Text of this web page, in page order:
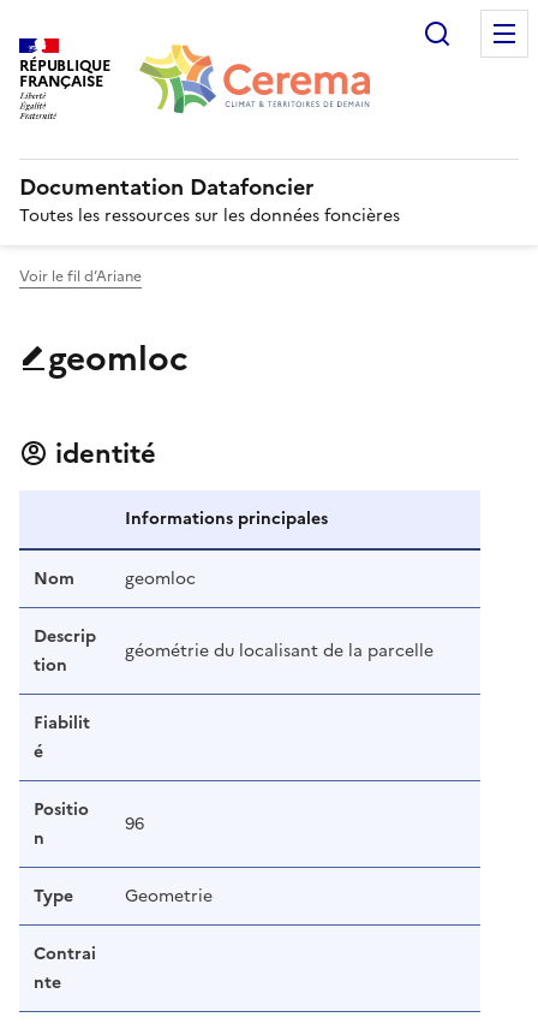
RÉPUBLIQUE
FRANÇAISE
Documentation Datafoncier
Toutes les ressources sur les données foncières
Voir le fil d’Ariane
geomloc
identité
Informations principales
Nom geomloc
Descrip
tion
géométrie du localisant de la parcelle
Fiabilit
é
Positio
n
96
Type Geometrie
Contrai
nte